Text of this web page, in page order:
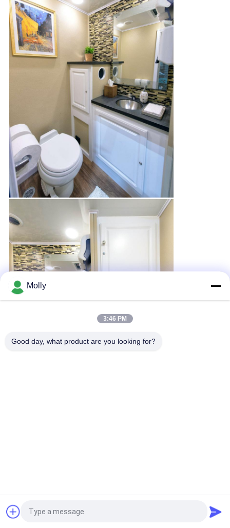
ঝরনা এলাকা: একটি কমপ্যাক্ট শাওয়ার স্টল চয়ন করুন, যা একটি গ্লাস পার্টিশন বা জলরোধী
পর্দা দ্বারা পৃথক করা যেতে পারে। স্থান খুব ছোট হলে, সমন্বিত টয়লেট ঝরনা সমন্বয়
Molly
3:46 PM
Good day, what product are you looking for?